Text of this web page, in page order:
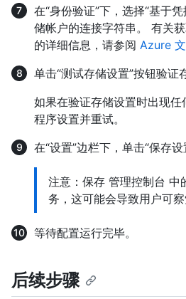
在“身份验证”下，选择“基于
储帐户的连接字符串。 有关
的详细信息，请参阅 Azure
单击“测试存储设置”按钮验证
如果在验证存储设置时出现
程序设置并重试。
在“设置”边栏下，单击“保存设
注意：保存 管理控制台 中
务，这可能会导致用户可察
等待配置运行完毕。
后续步骤